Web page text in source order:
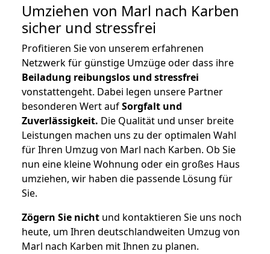
Umziehen von Marl nach Karben
sicher und stressfrei
Profitieren Sie von unserem erfahrenen
Netzwerk für günstige Umzüge oder dass ihre
Beiladung reibungslos und stressfrei
vonstattengeht. Dabei legen unsere Partner
besonderen Wert aufSorgfalt und
Zuverlässigkeit. Die Qualität und unser breite
Leistungen machen uns zu der optimalen Wahl
für Ihren Umzug von Marl nach Karben. Ob Sie
nun eine kleine Wohnung oder ein großes Haus
umziehen, wir haben die passende Lösung für
Sie.
Zögern Sie nicht und kontaktieren Sie uns noch
heute, um Ihren deutschlandweiten Umzug von
Marl nach Karben mit Ihnen zu planen.